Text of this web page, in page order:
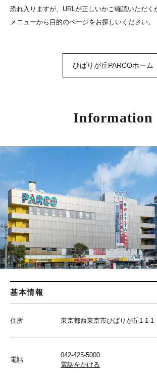
恐れ入りますが、URLが正しいかご確認いただく
メニューから目的のページをお探しいください。
ひばりが丘PARCOホーム
Information
基本情報
住所 東京都西東京市ひばりが丘1-1-1
電話
042-425-5000
電話をかける